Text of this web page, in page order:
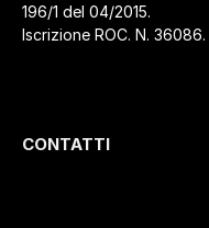
196/1 del 04/2015.
Iscrizione ROC. N. 36086.
CONTATTI